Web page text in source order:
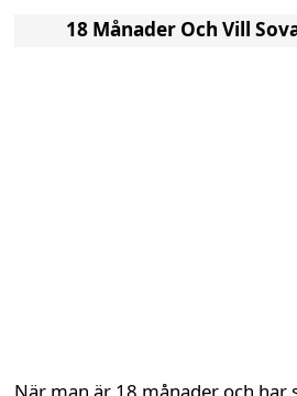
18 Månader Och Vill